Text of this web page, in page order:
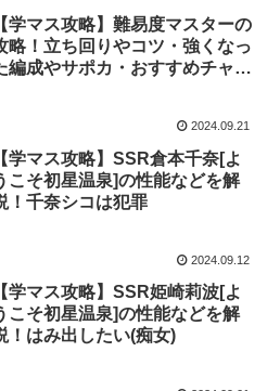
【学マス攻略】難易度マスターの
略！立ち回りやコツ・強くなっ
編成やサポカ・おすすめチャレ
2024.09.21
【学マス攻略】SSR倉本千奈[よ
こそ初星温泉]の性能などを解
！千奈シコは犯罪
2024.09.12
【学マス攻略】SSR姫崎莉波[よ
こそ初星温泉]の性能などを解
！はみ出したい(痴女)